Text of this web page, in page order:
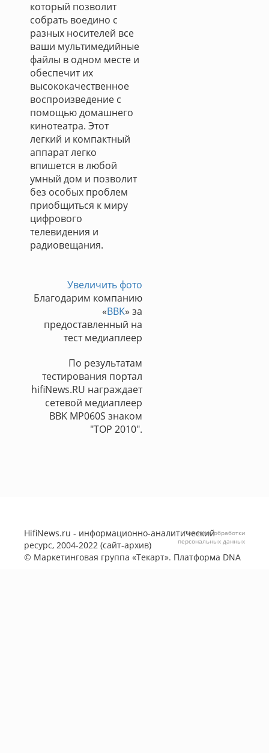
который позволит
собрать воедино с
разных носителей все
ваши мультимедийные
файлы в одном месте и
обеспечит их
высококачественное
воспроизведение с
помощью домашнего
кинотеатра. Этот
легкий и компактный
аппарат легко
впишется в любой
умный дом и позволит
без особых проблем
приобщиться к миру
цифрового
телевидения и
радиовещания.
Увеличить фото
Благодарим компанию
«BBK» за
предоставленный на
тест медиаплеер
По результатам
тестирования портал
hifiNews.RU награждает
сетевой медиаплеер
BBK MP060S знаком
"TOP 2010".
HifiNews.ru - информационно-аналитический
ресурс, 2004-2022 (сайт-архив)
© Маркетинговая группа «Текарт». Платформа DNA
Политика обработки
персональных данных